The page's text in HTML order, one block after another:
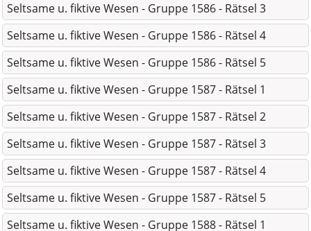
Seltsame u. fiktive Wesen - Gruppe 1586 - Rätsel 3
Seltsame u. fiktive Wesen - Gruppe 1586 - Rätsel 4
Seltsame u. fiktive Wesen - Gruppe 1586 - Rätsel 5
Seltsame u. fiktive Wesen - Gruppe 1587 - Rätsel 1
Seltsame u. fiktive Wesen - Gruppe 1587 - Rätsel 2
Seltsame u. fiktive Wesen - Gruppe 1587 - Rätsel 3
Seltsame u. fiktive Wesen - Gruppe 1587 - Rätsel 4
Seltsame u. fiktive Wesen - Gruppe 1587 - Rätsel 5
Seltsame u. fiktive Wesen - Gruppe 1588 - Rätsel 1